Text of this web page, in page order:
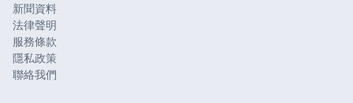
新聞資料
法律聲明
服務條款
隱私政策
聯絡我們